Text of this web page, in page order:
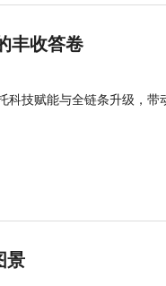
丰收答卷
科技赋能与全链条升级，带
景